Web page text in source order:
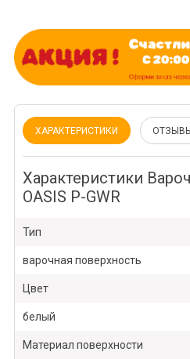
ХАРАКТЕРИСТИКИ ОТЗЫВЫ
Характеристики
OASIS P-GWR
Тип
варочная поверхность
Цвет
белый
Материал поверхности